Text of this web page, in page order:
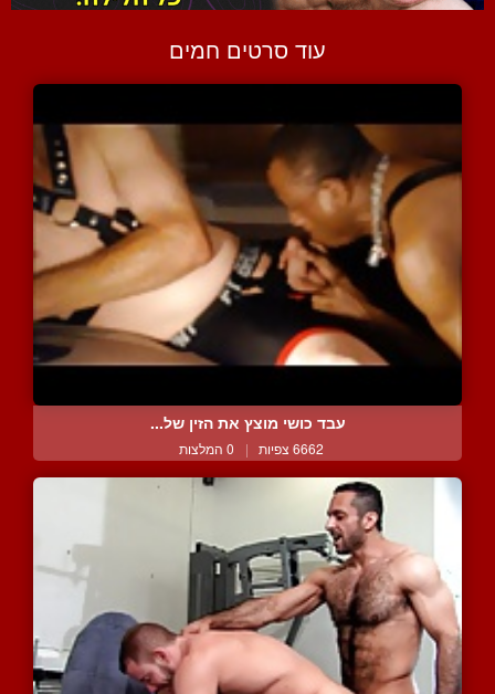
עוד סרטים חמים
עבד כושי מוצץ את הזין של...
6662 צפיות | 0 המלצות